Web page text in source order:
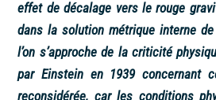
effet de décalage vers le rouge
dans la solution métrique interne
l’on s’approche de la criticité
par Einstein en 1939 concernant
reconsidérée, car les conditions